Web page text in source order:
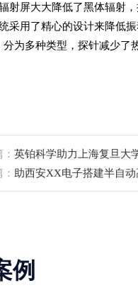
射屏大大降低了黑体辐射，
采用了精心的设计来降低
分为多种类型，探针减少了
：英铂科学助力上海复旦大
助西安XX电子搭建半自
例